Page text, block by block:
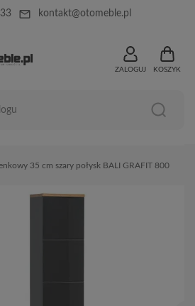
mail_outline kontakt@otomeble.pl
ZALOGUJ KOSZYK
35 cm szary połysk BALI GRAFIT 800